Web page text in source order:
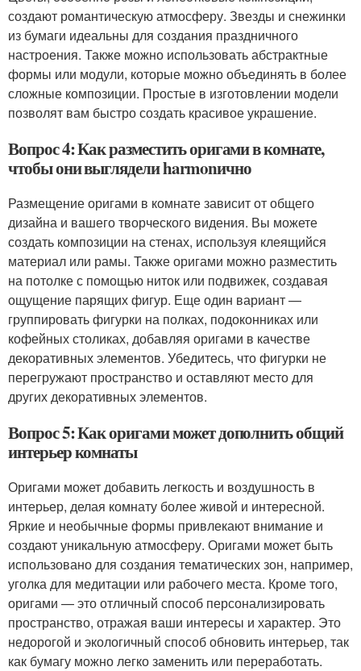
создают романтическую атмосферу. Звезды и снежинки
из бумаги идеальны для создания праздничного
настроения. Также можно использовать абстрактные
формы или модули, которые можно объединять в более
сложные композиции. Простые в изготовлении модели
позволят вам быстро создать красивое украшение.
Вопрос 4: Как разместить оригами в комнате,
чтобы они выглядели harmonично
Размещение оригами в комнате зависит от общего
дизайна и вашего творческого видения. Вы можете
создать композиции на стенах, используя клеящийся
материал или рамы. Также оригами можно разместить
на потолке с помощью ниток или подвижек, создавая
ощущение парящих фигур. Еще один вариант —
группировать фигурки на полках, подоконниках или
кофейных столиках, добавляя оригами в качестве
декоративных элементов. Убедитесь, что фигурки не
перегружают пространство и оставляют место для
других декоративных элементов.
Вопрос 5: Как оригами может дополнить общий
интерьер комнаты
Оригами может добавить легкость и воздушность в
интерьер, делая комнату более живой и интересной.
Яркие и необычные формы привлекают внимание и
создают уникальную атмосферу. Оригами может быть
использовано для создания тематических зон, например,
уголка для медитации или рабочего места. Кроме того,
оригами — это отличный способ персонализировать
пространство, отражая ваши интересы и характер. Это
недорогой и экологичный способ обновить интерьер, так
как бумагу можно легко заменить или переработать.